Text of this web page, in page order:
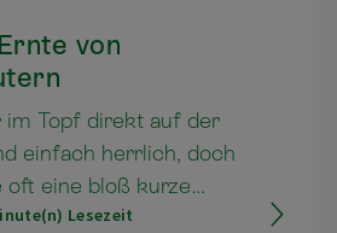
von
im Topf direkt auf der
einfach herrlich, doch
oft eine bloß kurze
haben einige Tipps
Lesezeit